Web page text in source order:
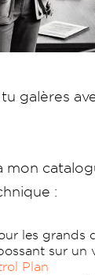
galères
:
les grands
sur un
Plan